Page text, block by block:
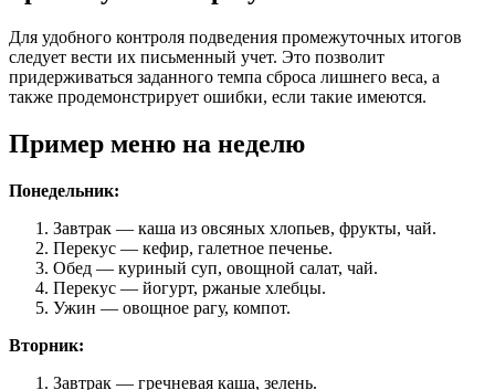
Для удобного контроля подведения промежуточных итогов
следует вести их письменный учет. Это позволит
придерживаться заданного темпа сброса лишнего веса, а
также продемонстрирует ошибки, если такие имеются.
Пример меню на неделю
Понедельник:
Завтрак — каша из овсяных хлопьев, фрукты, чай.
Перекус — кефир, галетное печенье.
Обед — куриный суп, овощной салат, чай.
Перекус — йогурт, ржаные хлебцы.
Ужин — овощное рагу, компот.
Вторник:
Завтрак — гречневая каша, зелень.